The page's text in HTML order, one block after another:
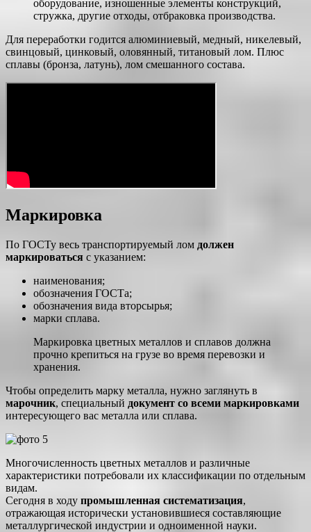
оборудование, изношенные элементы конструкций,
стружка, другие отходы, отбраковка производства.
Для переработки годится алюминиевый, медный, никелевый,
свинцовый, цинковый, оловянный, титановый лом. Плюс
сплавы (бронза, латунь), лом смешанного состава.
Маркировка
По ГОСТу весь транспортируемый лом должен
маркироваться с указанием:
наименования;
обозначения ГОСТа;
обозначения вида вторсырья;
марки сплава.
Маркировка цветных металлов и сплавов должна
прочно крепиться на грузе во время перевозки и
хранения.
Чтобы определить марку металла, нужно заглянуть в
марочник, специальный документ со всеми маркировками
интересующего вас металла или сплава.
Многочисленность цветных металлов и различные
характеристики потребовали их классификации по отдельным
видам.
Сегодня в ходу промышленная систематизация,
отражающая исторически установившиеся составляющие
металлургической индустрии и одноименной науки.